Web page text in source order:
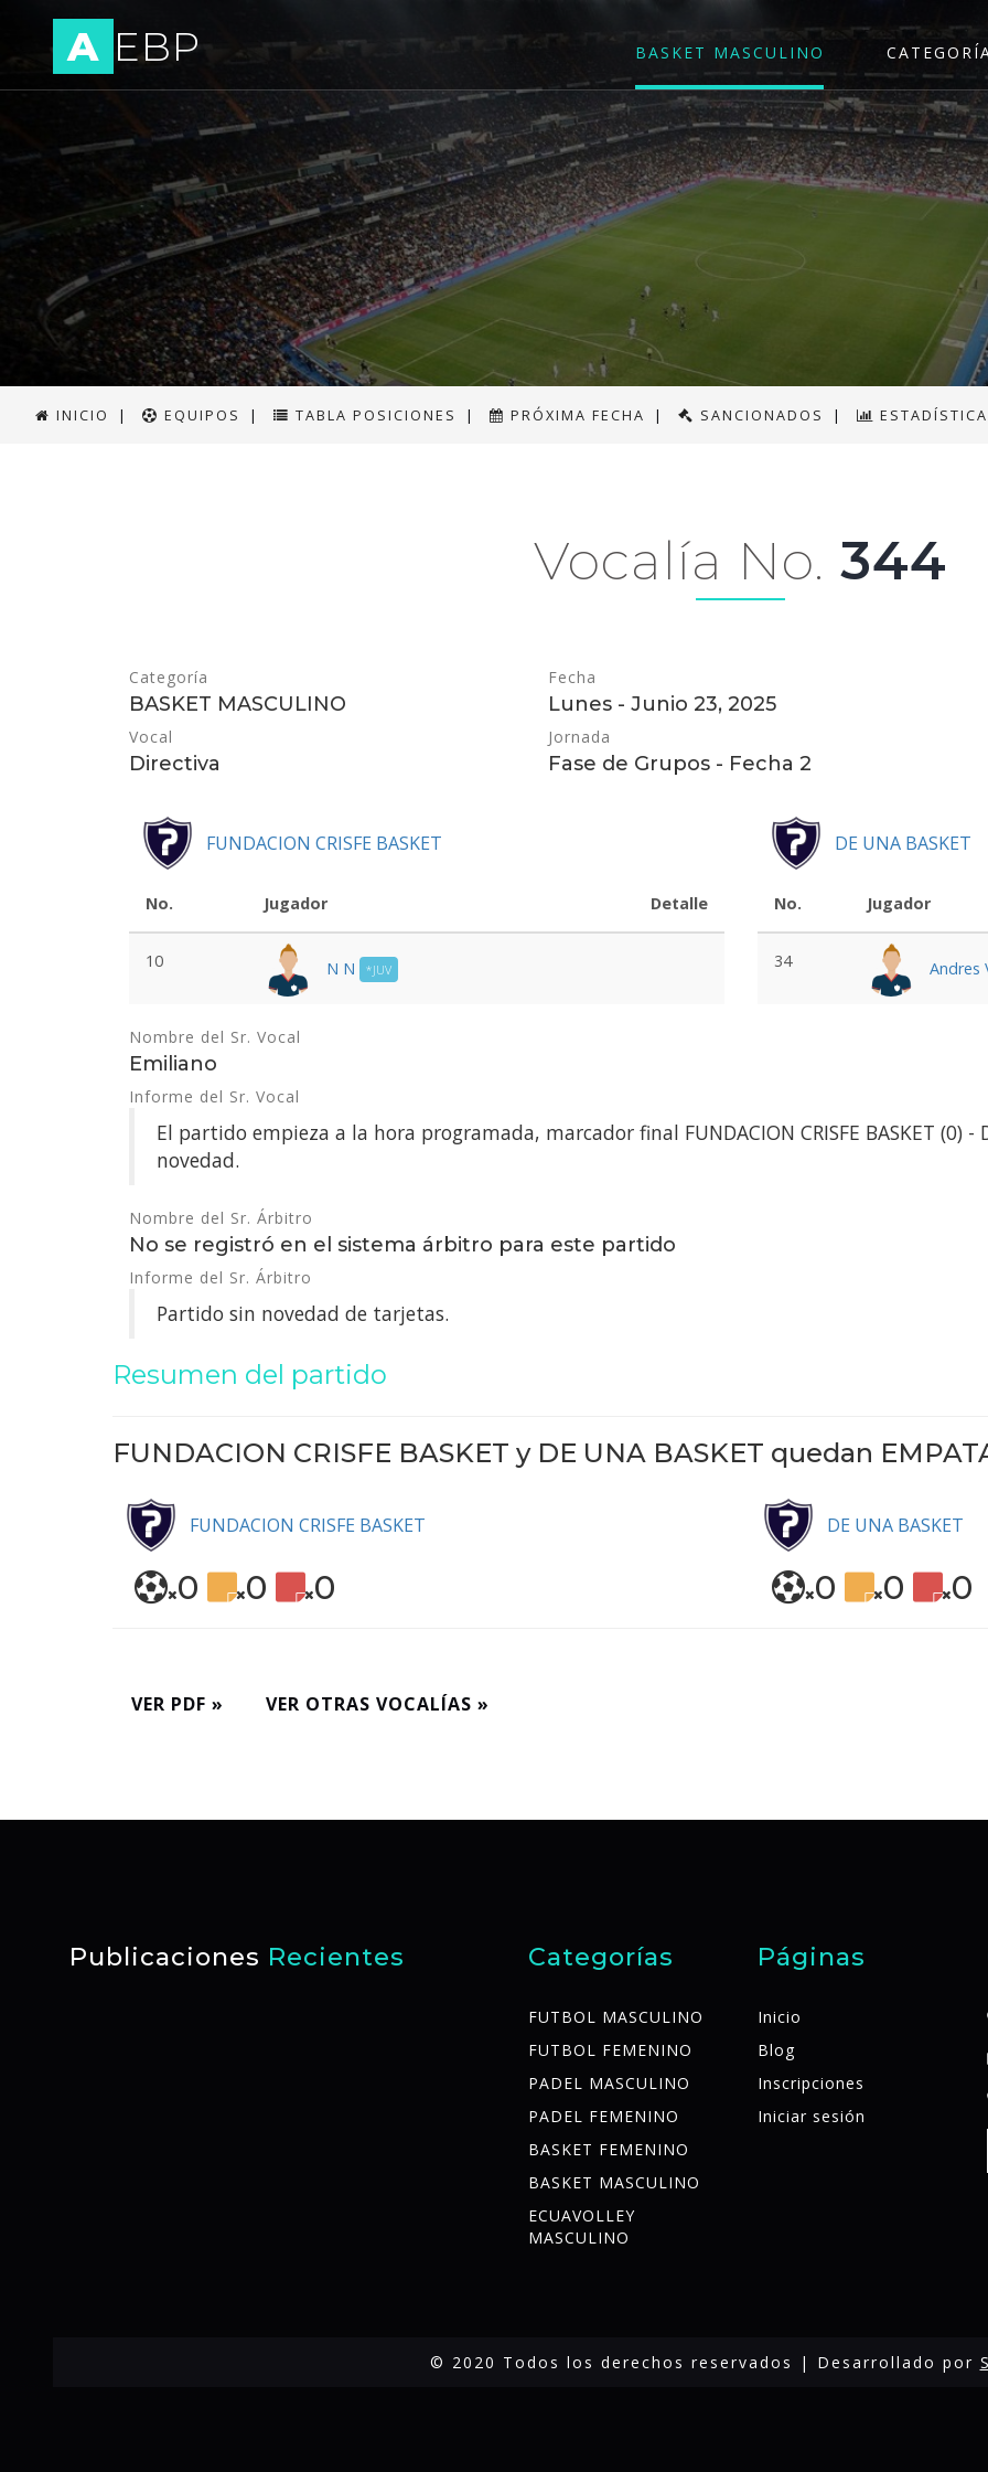
A EBP BASKET MASCULINO
INICIO | EQUIPOS | TABLA POSICIONES | PRÓXIMA FECHA | SANCIONADOS |
Vocalía No. 344
Categoría
BASKET MASCULINO
Vocal
Directiva
Fecha
Lunes - Junio 23, 2025
Jornada
Fase de Grupos - Fecha 2
FUNDACION CRISFE BASKET
No. Jugador Detalle
10 N N *JUV
DE UNA BASKET
No. Jugador
34 Andres
Nombre del Sr. Vocal
Emiliano
Informe del Sr. Vocal
El partido empieza a la hora programada, marcador final FUNDACION CRISFE BASKET (0) -
novedad.
Nombre del Sr. Árbitro
No se registró en el sistema árbitro para este partido
Informe del Sr. Árbitro
Partido sin novedad de tarjetas.
Resumen del partido
FUNDACION CRISFE BASKET y DE UNA BASKET quedan
FUNDACION CRISFE BASKET
0 0 0
DE UNA BASKET
0 0 0
VER PDF » VER OTRAS VOCALÍAS »
Publicaciones Recientes Categorías
FUTBOL MASCULINO
FUTBOL FEMENINO
PADEL MASCULINO
PADEL FEMENINO
BASKET FEMENINO
BASKET MASCULINO
ECUAVOLLEY
MASCULINO
Páginas
Inicio
Blog
Inscripciones
Iniciar sesión
© 2020 Todos los derechos reservados | Desarrollado por